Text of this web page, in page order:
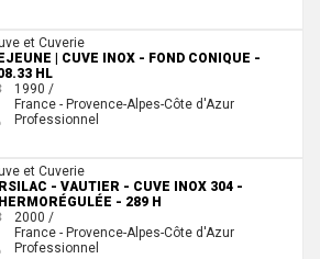
conique - 208.33 HL
et Cuverie
| CUVE INOX - FOND CONIQUE -
HL
1990 /
France - Provence-Alpes-Côte d'Azur
Professionnel
inox 304 - Thermorégulée - 289 H
et Cuverie
- VAUTIER - CUVE INOX 304 -
- 289 H
2000 /
France - Provence-Alpes-Côte d'Azur
Professionnel